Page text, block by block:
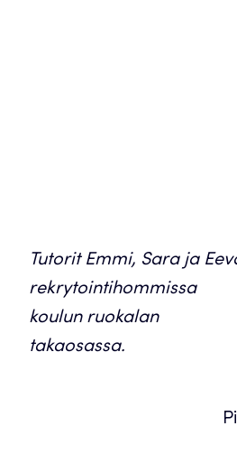
Tutorit Emmi, Sara ja
rekrytointihommissa
koulun ruokalan
takaosassa.